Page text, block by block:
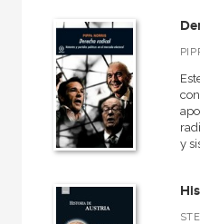
Arealonga - Letras galegas
Arqueología
Arte en contexto
Arte y estética
Atlas Akal
Básica de Bolsillo  Serie
Básica de Bolsillo  Serie
y